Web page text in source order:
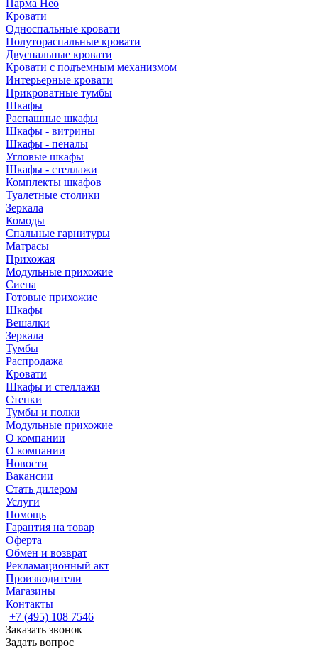
Парма Нео
Кровати
Односпальные кровати
Полутораспальные кровати
Двуспальные кровати
Кровати с подъемным механизмом
Интерьерные кровати
Прикроватные тумбы
Шкафы
Распашные шкафы
Шкафы - витрины
Шкафы - пеналы
Угловые шкафы
Шкафы - стеллажи
Комплекты шкафов
Туалетные столики
Зеркала
Комоды
Спальные гарнитуры
Матрасы
Прихожая
Модульные прихожие
Сиена
Готовые прихожие
Шкафы
Вешалки
Зеркала
Тумбы
Распродажа
Кровати
Шкафы и стеллажи
Стенки
Тумбы и полки
Модульные прихожие
О компании
О компании
Новости
Вакансии
Стать дилером
Услуги
Помощь
Гарантия на товар
Оферта
Обмен и возврат
Рекламационный акт
Производители
Магазины
Контакты
+7 (495) 108 7546
Заказать звонок
Задать вопрос